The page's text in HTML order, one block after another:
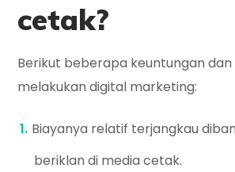
cetak?
Berikut beberapa keuntungan
melakukan digital marketing:
Biayanya relatif terjangkau
beriklan di media cetak.